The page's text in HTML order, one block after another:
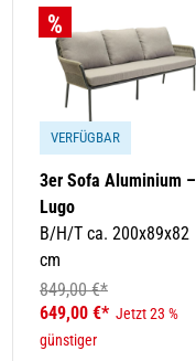
VERFÜGBAR
3er Sofa Aluminium –
Lugo
B/H/T ca. 200x89x82
cm
849,00 €*
649,00 €* Jetzt 23 %
günstiger